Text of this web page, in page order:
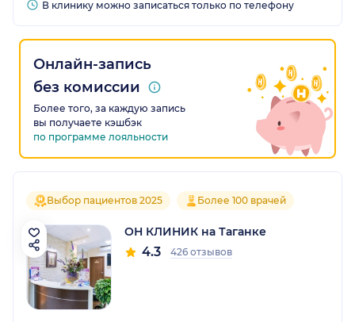
В клинику можно записаться только по телефону
Онлайн-запись
без комиссии
Более того, за каждую запись
вы получаете кэшбэк
по программе лояльности
Выбор пациентов 2025 Более 100 врачей
ОН КЛИНИК на Таганке
4.3 426 отзывов